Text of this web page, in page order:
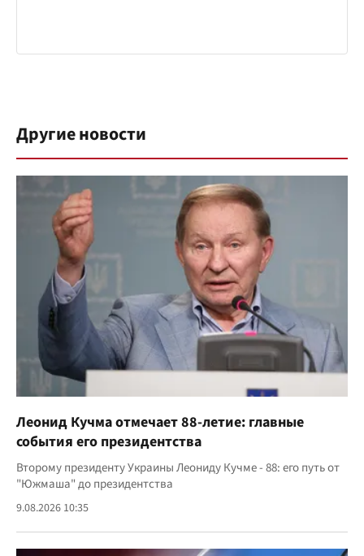
Другие новости
Леонид Кучма отмечает 88-летие: главные
события его президентства
Второму президенту Украины Леониду Кучме - 88: его путь от
"Южмаша" до президентства
9.08.2026 10:35